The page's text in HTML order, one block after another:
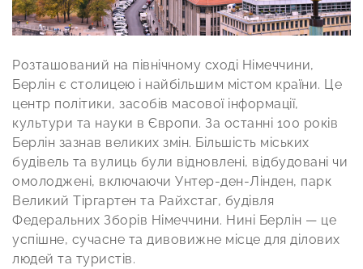
Розташований на північному сході Німеччини,
Берлін є столицею і найбільшим містом країни. Це
центр політики, засобів масової інформації,
культури та науки в Європи. За останні 100 років
Берлін зазнав великих змін. Більшість міських
будівель та вулиць були відновлені, відбудовані чи
омолоджені, включаючи Унтер-ден-Лінден, парк
Великий Тіргартен та Райхстаг, будівля
Федеральних Зборів Німеччини. Нині Берлін — це
успішне, сучасне та дивовижне місце для ділових
людей та туристів.